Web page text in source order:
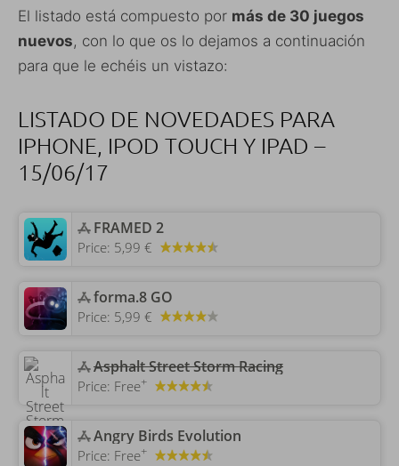
El listado está compuesto por más de 30 juegos
nuevos, con lo que os lo dejamos a continuación
para que le echéis un vistazo:
LISTADO DE NOVEDADES PARA
IPHONE, IPOD TOUCH Y IPAD –
15/06/17
‎FRAMED 2
Price: 5,99 €
‎forma.8 GO
Price: 5,99 €
‎Asphalt Street Storm Racing
Price: Free+
‎Angry Birds Evolution
Price: Free+